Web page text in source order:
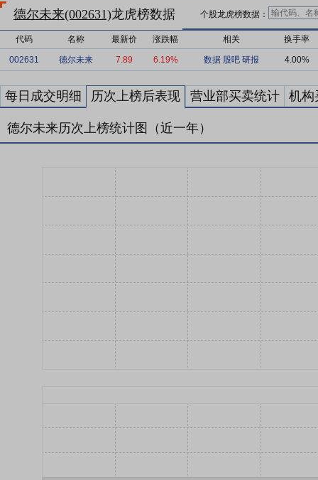
德尔未来(002631)龙虎榜数据 个股龙虎榜数据：
代码 名称 最新价 涨跌幅 相关 换手率
002631 德尔未来 7.89 6.19% 数据 股吧 研报 4.00%
每日成交明细 历次上榜后表现 营业部买卖统计 机构
德尔未来历次上榜统计图（近一年）